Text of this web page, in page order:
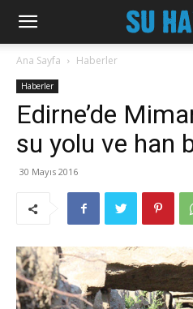
Ana Sayfa Haberler
Haberler
Edirne’de
su yolu ve han
30 Mayıs 2016